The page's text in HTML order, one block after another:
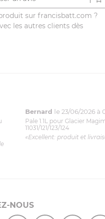
sur francisbatt.com ?
les autres clients dès
Bernard le 23/06/2026 à
Pale 1.1L pour Glacier
11031/121/123/124
«Excellent: produit et
NOUS